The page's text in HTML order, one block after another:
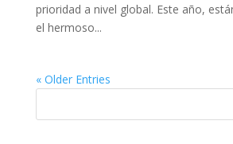
prioridad a nivel global. Este año,
el hermoso...
« Older Entries